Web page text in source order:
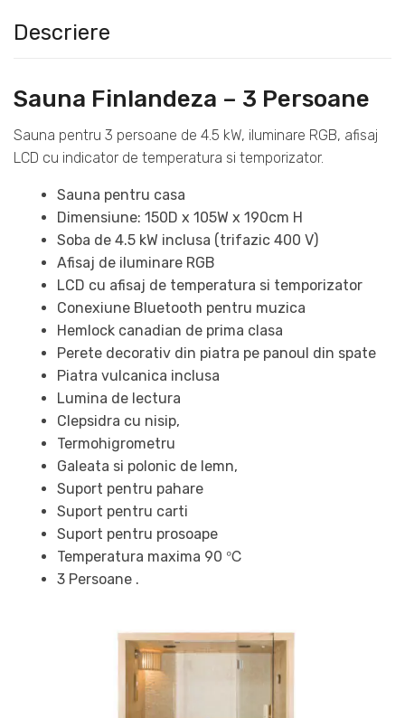
Descriere
Sauna Finlandeza – 3 Persoane
Sauna pentru 3 persoane de 4.5 kW, iluminare RGB, afisaj
LCD cu indicator de temperatura si temporizator.
Sauna pentru casa
Dimensiune: 150D x 105W x 190cm H
Soba de 4.5 kW inclusa (trifazic 400 V)
Afisaj de iluminare RGB
LCD cu afisaj de temperatura si temporizator
Conexiune Bluetooth pentru muzica
Hemlock canadian de prima clasa
Perete decorativ din piatra pe panoul din spate
Piatra vulcanica inclusa
Lumina de lectura
Clepsidra cu nisip,
Termohigrometru
Galeata si polonic de lemn,
Suport pentru pahare
Suport pentru carti
Suport pentru prosoape
Temperatura maxima 90 ℃
3 Persoane .